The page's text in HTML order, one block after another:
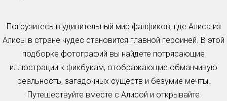
Погрузитесь в удивительный мир фанфиков, где Алиса из
Алисы в стране чудес становится главной героиней. В этой
подборке фотографий вы найдете потрясающие
иллюстрации к фикбукам, отображающие обманчивую
реальность, загадочных существ и безумие мечты.
Путешествуйте вместе с Алисой и открывайте